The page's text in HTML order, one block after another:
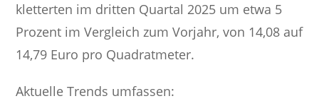
kletterten im dritten Quartal 2025 um etwa 5
Prozent im Vergleich zum Vorjahr, von 14,08 auf
14,79 Euro pro Quadratmeter.
Aktuelle Trends umfassen: